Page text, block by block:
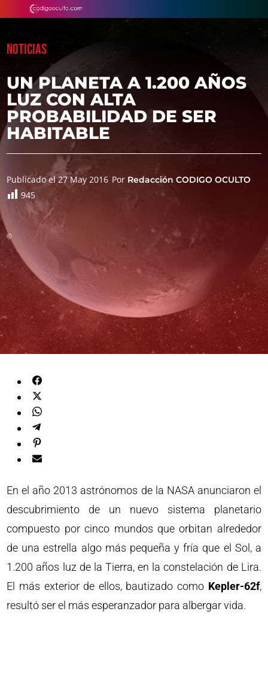
NOTICIAS
UN PLANETA A 1.200 AÑOS
LUZ CON ALTA
PROBABILIDAD DE SER
HABITABLE
Publicado el 27 May 2016 Por Redacción CODIGO OCULTO
945
©
En el año 2013 astrónomos de la NASA anunciaron el
descubrimiento de un nuevo sistema planetario
compuesto por cinco mundos que orbitan alrededor
de una estrella algo más pequeña y fría que el Sol, a
1.200 años luz de la Tierra, en la constelación de Lira.
El más exterior de ellos, bautizado como Kepler-62f,
resultó ser el más esperanzador para albergar vida.